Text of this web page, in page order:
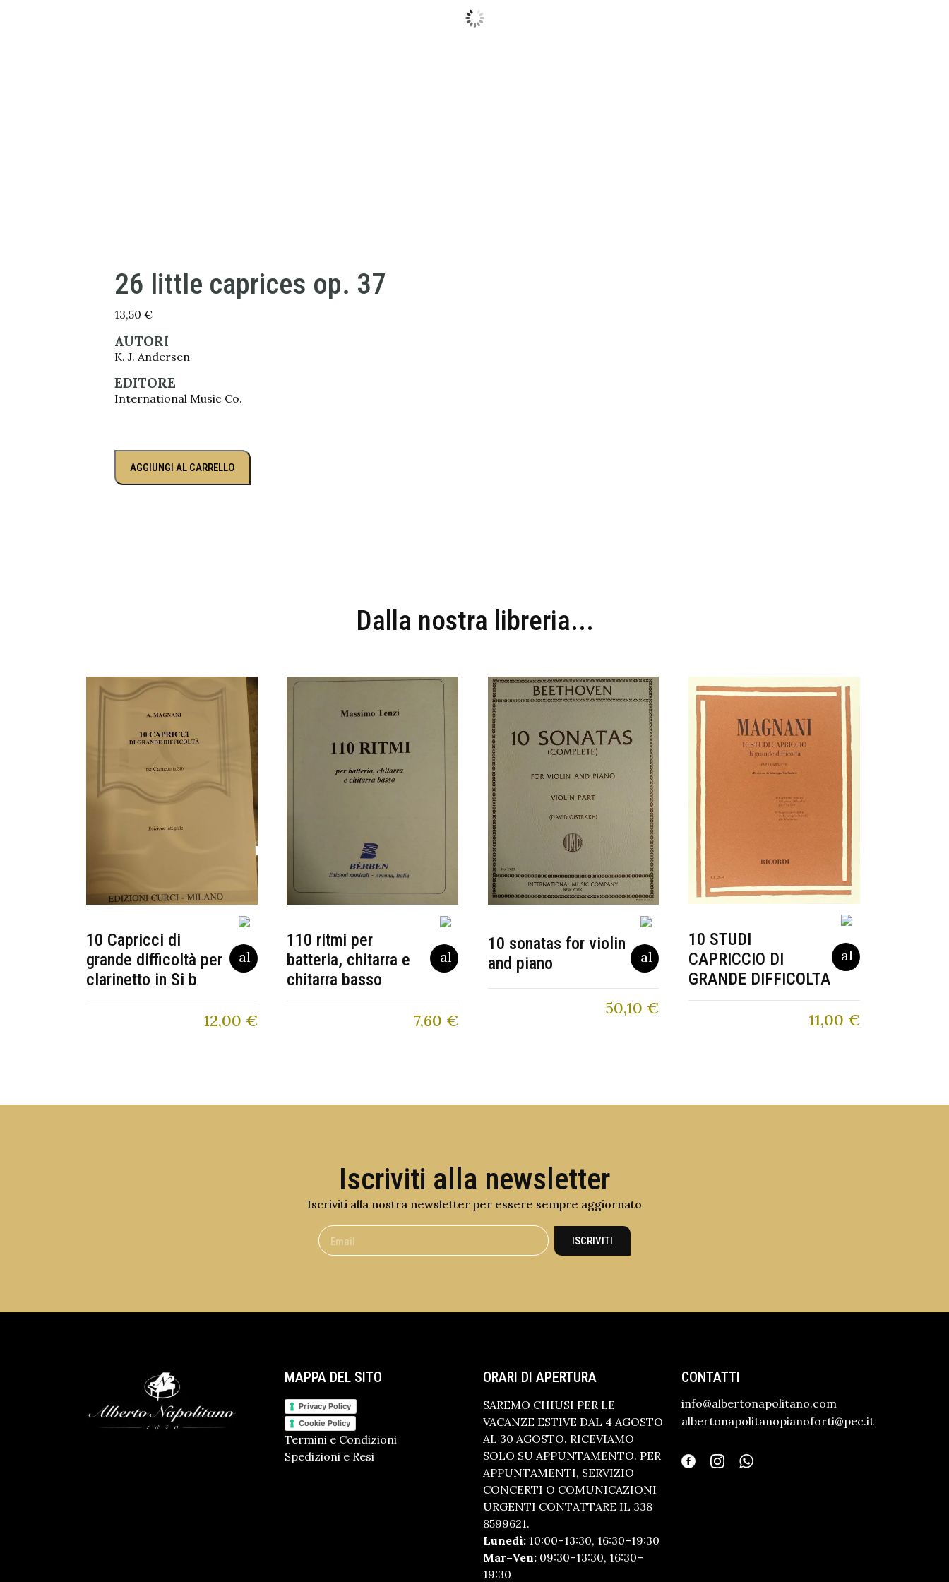
26 little caprices op. 37
13,50 €
AUTORI
K. J. Andersen
EDITORE
International Music Co.
AGGIUNGI AL CARRELLO
Dalla nostra libreria...
10 Capricci di
grande difficoltà per
clarinetto in Si b
12,00 €
110 ritmi per
batteria, chitarra e
chitarra basso
7,60 €
10 sonatas for violin
and piano
50,10 €
10 STUDI
CAPRICCIO DI
GRANDE DIFFICOLTA
11,00 €
Iscriviti alla newsletter
Iscriviti alla nostra newsletter per essere sempre aggiornato
ISCRIVITI
MAPPA DEL SITO
Privacy Policy
Cookie Policy
Termini e Condizioni
Spedizioni e Resi
ORARI DI APERTURA
SAREMO CHIUSI PER LE
VACANZE ESTIVE DAL 4 AGOSTO
AL 30 AGOSTO. RICEVIAMO
SOLO SU APPUNTAMENTO. PER
APPUNTAMENTI, SERVIZIO
CONCERTI O COMUNICAZIONI
URGENTI CONTATTARE IL 338
8599621.
Lunedì: 10:00–13:30, 16:30–19:30
Mar–Ven: 09:30–13:30, 16:30–
19:30
CONTATTI
info@albertonapolitano.com
albertonapolitanopianoforti@pec.it